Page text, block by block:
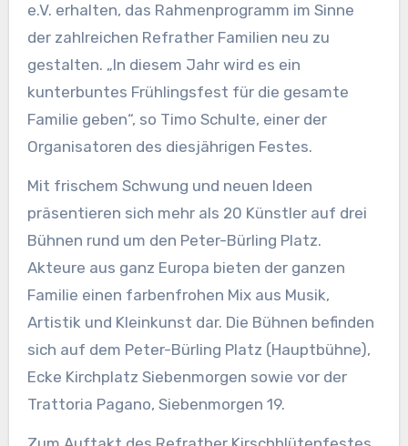
e.V. erhalten, das Rahmenprogramm im Sinne
der zahlreichen Refrather Familien neu zu
gestalten. „In diesem Jahr wird es ein
kunterbuntes Frühlingsfest für die gesamte
Familie geben“, so Timo Schulte, einer der
Organisatoren des diesjährigen Festes.
Mit frischem Schwung und neuen Ideen
präsentieren sich mehr als 20 Künstler auf drei
Bühnen rund um den Peter-Bürling Platz.
Akteure aus ganz Europa bieten der ganzen
Familie einen farbenfrohen Mix aus Musik,
Artistik und Kleinkunst dar. Die Bühnen befinden
sich auf dem Peter-Bürling Platz (Hauptbühne),
Ecke Kirchplatz Siebenmorgen sowie vor der
Trattoria Pagano, Siebenmorgen 19.